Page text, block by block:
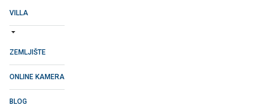
VILLA
ZEMLJIŠTE
ONLINE KAMERA
BLOG